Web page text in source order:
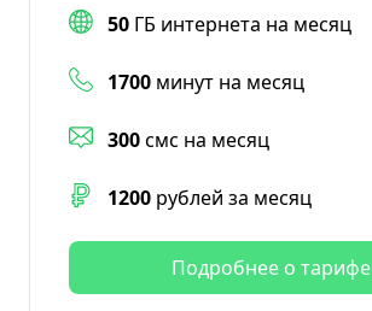
50 ГБ интернета на месяц
1700 минут на месяц
300смс на месяц
1200 рублей за месяц
Подробнее о тарифе